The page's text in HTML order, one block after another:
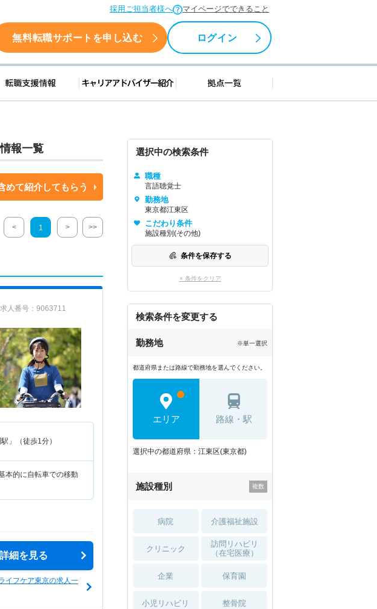
採用ご担当者様へ マイページでできること
無料転職サポートを申し込む ログイン
功事例 転職支援情報 キャリアアドバイザー紹介 拠点一覧
報一覧
めて紹介してもらう
< 1 > >>
人番号：9063711
」（徒歩1分）
本的に自転車での移動
詳細を見る
イフケア東京の求人一
選択中の検索条件
職種
言語聴覚士
勤務地
東京都江東区
こだわり条件
施設種別(その他)
条件を保存する
× 条件をクリア
検索条件を変更する
勤務地 ※単一選択
都道府県または路線で勤務地を選んでください。
エリア 路線・駅
選択中の都道府県：江東区(東京都)
施設種別
病院 介護福祉施設
クリニック
訪問リハビリ
（在宅医療）
企業 保育園
小児リハビリ 整骨院